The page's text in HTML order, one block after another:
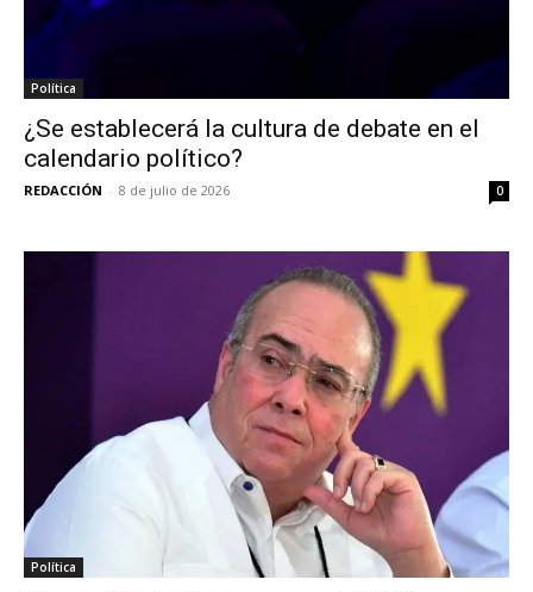
Política
¿Se establecerá la cultura de debate en el
calendario político?
REDACCIÓN - 8 de julio de 2026 0
Política